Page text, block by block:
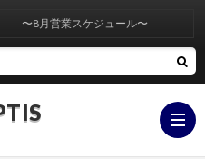
〜8月営業スケジュール〜